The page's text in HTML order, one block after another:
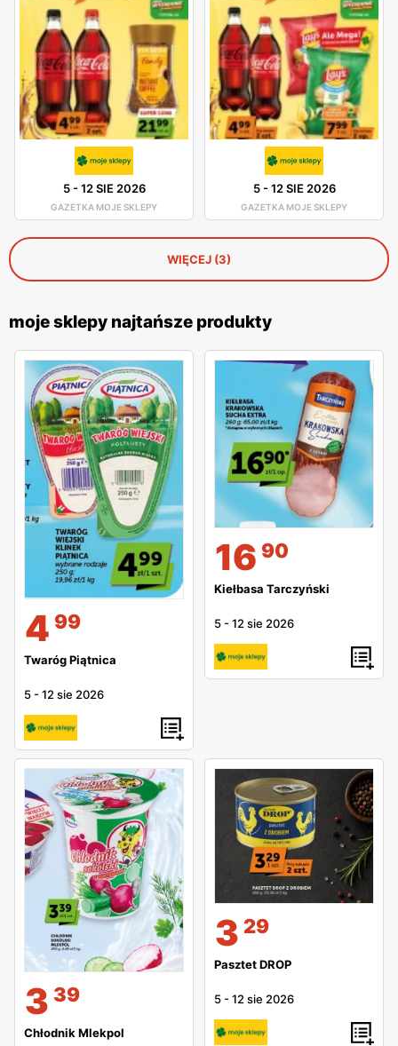
5-12 SIE 2026
GAZETKA MOJE SKLEPY
5-12 SIE 2026
GAZETKA MOJE SKLEPY
WIĘCEJ (3)
moje sklepy najtańsze produkty
4 99
Twaróg Piątnica
5 -12 sie 2026
16 90
Kiełbasa Tarczyński
5 -12 sie 2026
3 39
Chłodnik Mlekpol
3 29
Pasztet DROP
5 -12 sie 2026